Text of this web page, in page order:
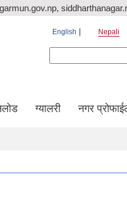
English Nepali
ग्यालरी नगर